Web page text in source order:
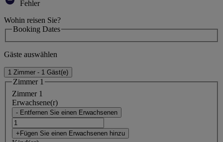
Fehler
Wohin reisen Sie?
Booking Dates
Gäste auswählen
1 Zimmer - 1 Gäst(e)
Zimmer 1
Zimmer 1
Erwachsene(r)
- Entfernen Sie einen Erwachsenen
+Fügen Sie einen Erwachsenen hinzu